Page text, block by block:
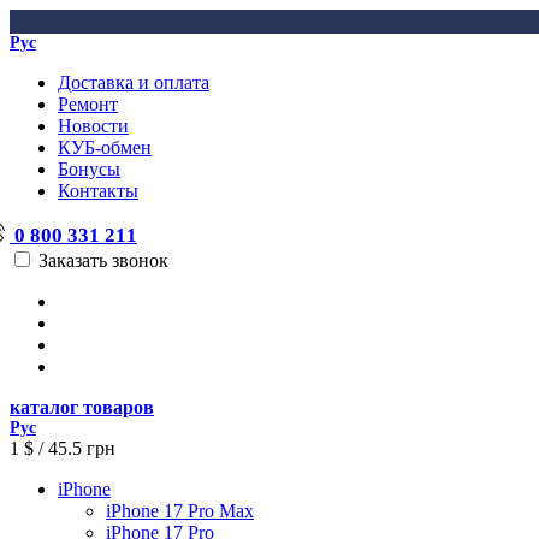
Рус
Доставка и оплата
Ремонт
Новости
КУБ-обмен
Бонусы
Контакты
0 800 331 211
Заказать звонок
каталог товаров
Рус
1 $ / 45.5 грн
iPhone
iPhone 17 Pro Max
iPhone 17 Pro